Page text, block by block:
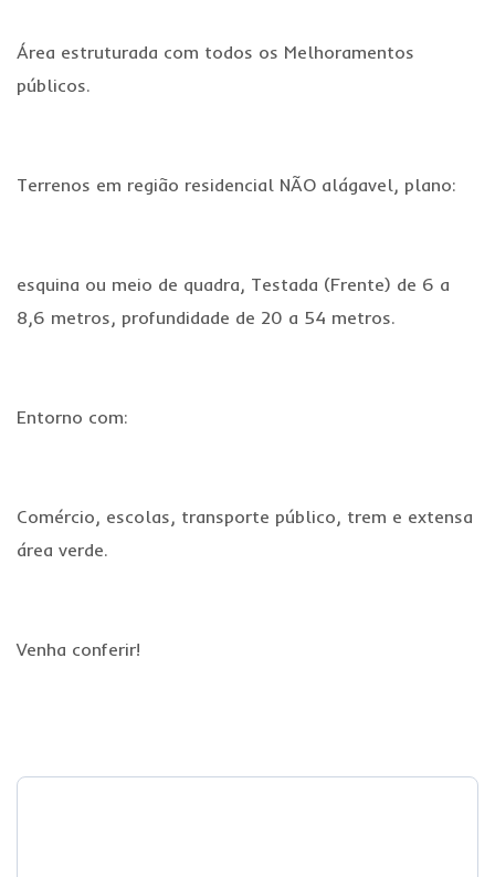
Área estruturada com todos os Melhoramentos
públicos.
Terrenos em região residencial NÃO alágavel, plano:
esquina ou meio de quadra, Testada (Frente) de 6 a
8,6 metros, profundidade de 20 a 54 metros.
Entorno com:
Comércio, escolas, transporte público, trem e extensa
área verde.
Venha conferir!